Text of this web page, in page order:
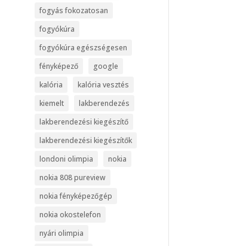
fogyás fokozatosan
fogyókúra
fogyókúra egészségesen
fényképező
google
kalória
kalória vesztés
kiemelt
lakberendezés
lakberendezési kiegészítő
lakberendezési kiegészítők
londoni olimpia
nokia
nokia 808 pureview
nokia fényképezőgép
nokia okostelefon
nyári olimpia